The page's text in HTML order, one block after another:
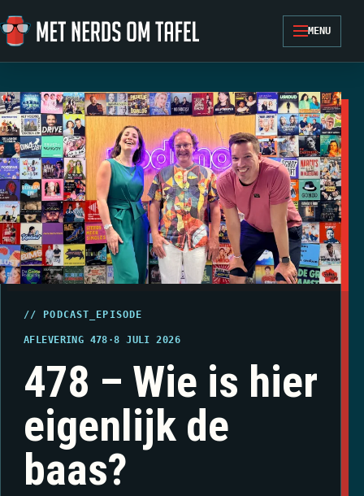
Ga naar de inhoud
MENU
// PODCAST_EPISODE
AFLEVERING 478 ·8 JULI 2026
478 – Wie is hier
eigenlijk de
baas?